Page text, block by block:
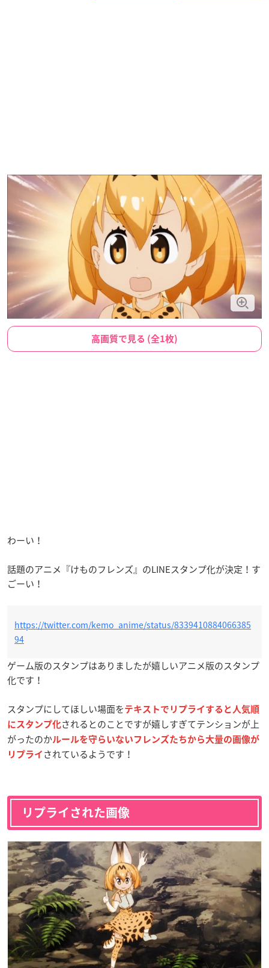
高画質で見る (全1枚)
わーい！
話題のアニメ『けものフレンズ』のLINEスタンプ化が決定！す
ごーい！
https://twitter.com/kemo_anime/status/8339410884066385
94
ゲーム版のスタンプはありましたが嬉しいアニメ版のスタンプ
化です！
スタンプにしてほしい場面を テキスト で リプライすると人気順
にスタンプ化 されるとのことですが嬉しすぎてテンションが上
がったのかルールを守らいないフレンズたちから大量の画像が
リプライ されているようです！
リプライされた画像